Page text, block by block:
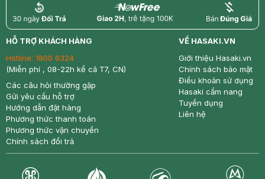
return nowfree price
HỖ TRỢ KHÁCH HÀNG
Hotline: 1800 6324
(Miễn phí , 08-22h kể cả T7, CN)
Các câu hỏi thường gặp
Gửi yêu cầu hỗ trợ
Hướng dẫn đặt hàng
Phương thức thanh toán
Phương thức vận chuyển
Chính sách đổi trả
VỀ HASAKI.VN
Giới thiệu Hasaki.vn
Chính sách bảo mật
Điều khoản sử dụng
Hasaki cẩm nang
Tuyển dụng
Liên hệ